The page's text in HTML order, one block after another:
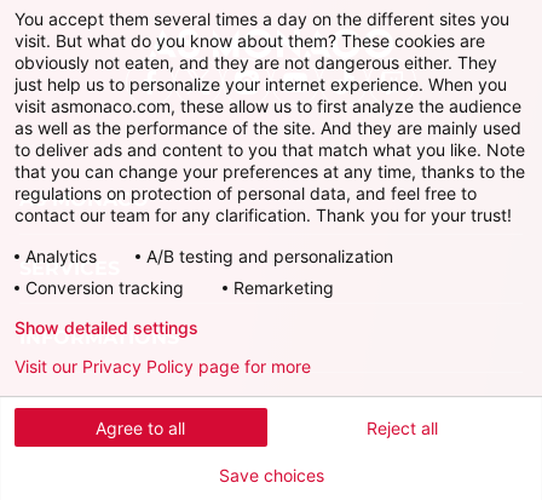
Facebook
X Instagram
YoutubeTikTokTwitch
AS MONACO
SERVICES
INFORMATIONS
Télécharger l'AS Monaco App
You accept them several times a day on the different sites you
visit. But what do you know about them? These cookies are
obviously not eaten, and they are not dangerous either. They
just help us to personalize your internet experience. When you
visit asmonaco.com, these allow us to first analyze the audience
as well as the performance of the site. And they are mainly used
to deliver ads and content to you that match what you like. Note
that you can change your preferences at any time, thanks to the
regulations on protection of personal data, and feel free to
contact our team for any clarification. Thank you for your trust!
Analytics
A/B testing and personalization
Conversion tracking
Remarketing
Agree to all Reject all
Show detailed settings
Visit our Privacy Policy page for more
Save choices